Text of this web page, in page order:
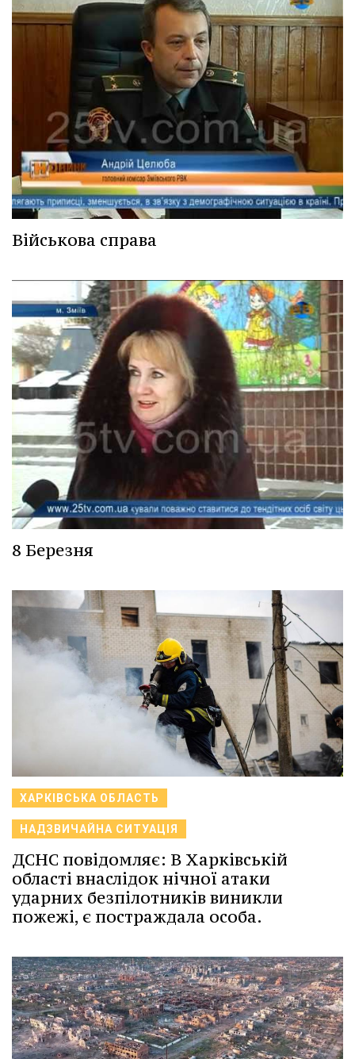
Військова справа
8 Березня
ХАРКІВСЬКА ОБЛАСТЬ
НАДЗВИЧАЙНА СИТУАЦІЯ
ДСНС повідомляє: В Харківській
області внаслідок нічної атаки
ударних безпілотників виникли
пожежі, є постраждала особа.